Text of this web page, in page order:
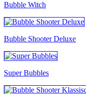
Bubble Witch
Bubble Shooter Deluxe
Super Bubbles